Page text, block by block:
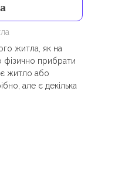
житла, як на
фізично прибрати
житло або
але є декілька